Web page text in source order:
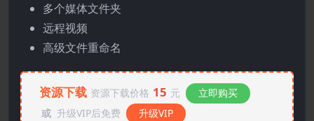
多个媒体文件夹
远程视频
高级文件重命名
资源下载 资源下载价格 15 元
立即购买
或 升级VIP后免费 升级VIP